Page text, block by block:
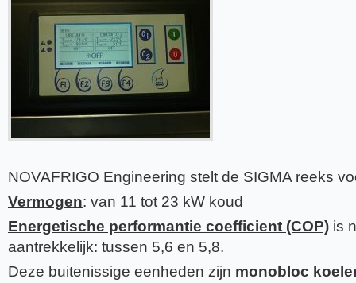
NOVAFRIGO Engineering stelt de SIGMA reeks
Vermogen: van 11 tot 23 kW koud
Energetische performantie coefficient (COP) is
aantrekkelijk: tussen 5,6 en 5,8.
Deze buitenissige eenheden zijn monobloc